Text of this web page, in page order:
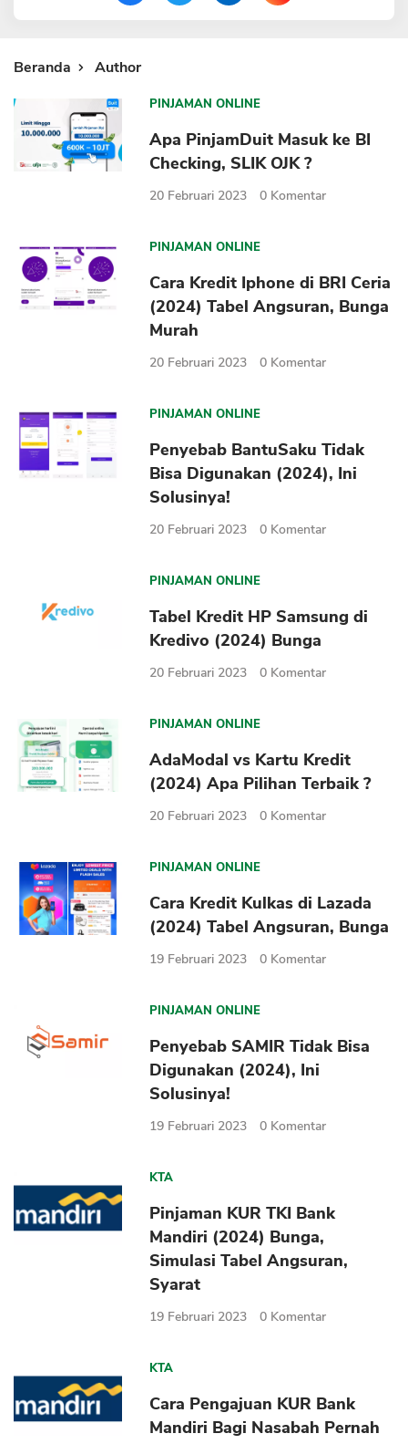
Beranda Author
PINJAMAN ONLINE
Apa PinjamDuit Masuk ke BI
Checking, SLIK OJK ?
20 Februari 2023 0 Komentar
PINJAMAN ONLINE
Cara Kredit Iphone di BRI Ceria
(2024) Tabel Angsuran, Bunga
Murah
20 Februari 2023 0 Komentar
PINJAMAN ONLINE
Penyebab BantuSaku Tidak
Bisa Digunakan (2024), Ini
Solusinya!
20 Februari 2023 0 Komentar
PINJAMAN ONLINE
Tabel Kredit HP Samsung di
Kredivo (2024) Bunga
20 Februari 2023 0 Komentar
PINJAMAN ONLINE
AdaModal vs Kartu Kredit
(2024) Apa Pilihan Terbaik ?
20 Februari 2023 0 Komentar
PINJAMAN ONLINE
Cara Kredit Kulkas di Lazada
(2024) Tabel Angsuran, Bunga
19 Februari 2023 0 Komentar
PINJAMAN ONLINE
Penyebab SAMIR Tidak Bisa
Digunakan (2024), Ini
Solusinya!
19 Februari 2023 0 Komentar
KTA
Pinjaman KUR TKI Bank
Mandiri (2024) Bunga,
Simulasi Tabel Angsuran,
Syarat
19 Februari 2023 0 Komentar
KTA
Cara Pengajuan KUR Bank
Mandiri Bagi Nasabah Pernah